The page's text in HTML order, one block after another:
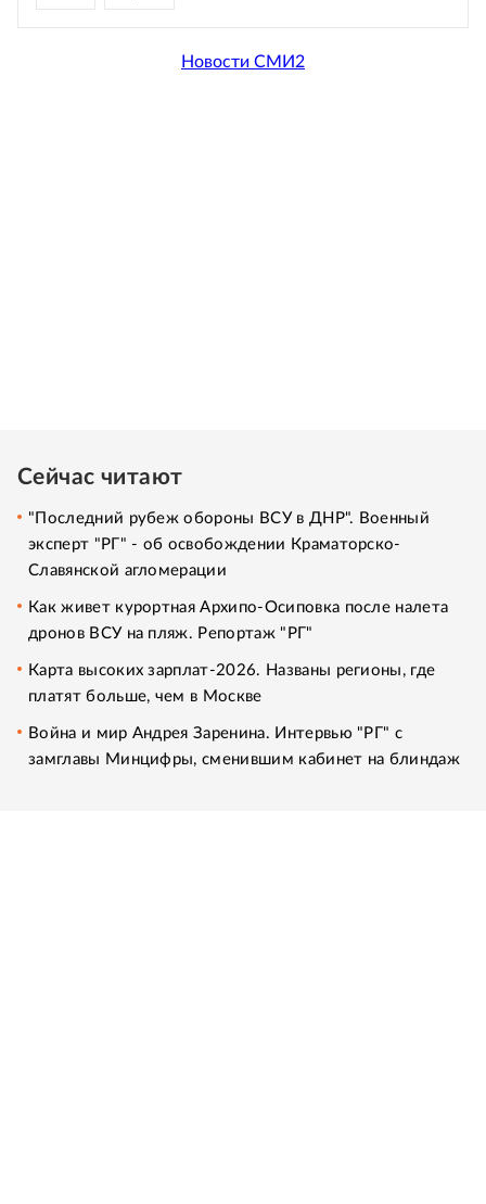
Новости СМИ2
Сейчас читают
"Последний рубеж обороны ВСУ в ДНР". Военный
эксперт "РГ" - об освобождении Краматорско-
Славянской агломерации
Как живет курортная Архипо-Осиповка после налета
дронов ВСУ на пляж. Репортаж "РГ"
Карта высоких зарплат-2026. Названы регионы, где
платят больше, чем в Москве
Война и мир Андрея Заренина. Интервью "РГ" с
замглавы Минцифры, сменившим кабинет на блиндаж